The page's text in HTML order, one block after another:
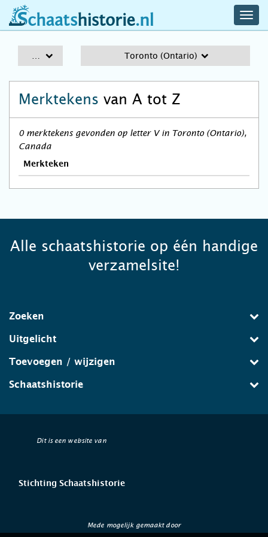
schaatshistorie.nl
Toronto (Ontario)
Merktekens van A tot Z
0 merktekens gevonden op letter V in Toronto (Ontario),
Canada
Merkteken
Alle schaatshistorie op één handige
verzamelsite!
Zoeken
Uitgelicht
Toevoegen / wijzigen
Schaatshistorie
Dit is een website van
Stichting Schaatshistorie
Mede mogelijk gemaakt door